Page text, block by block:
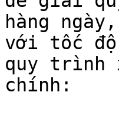
hàng
với tốc
quy trình
chính: